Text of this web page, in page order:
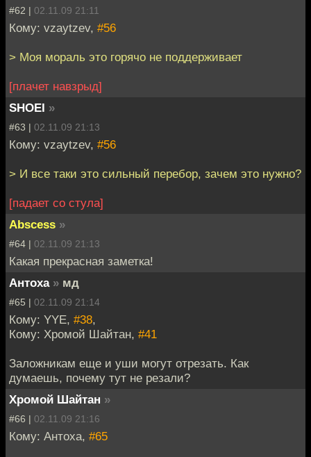
#62 | 02.11.09 21:11
Кому: vzaytzev, #56
> Моя мораль это горячо не поддерживает
[плачет навзрыд]
SHOEI »
#63 | 02.11.09 21:13
Кому: vzaytzev, #56
> И все таки это сильный перебор, зачем это нужно?
[падает со стула]
Abscess »
#64 | 02.11.09 21:13
Какая прекрасная заметка!
Антоха » мд
#65 | 02.11.09 21:14
Кому: YYE, #38,
Кому: Хромой Шайтан, #41
Заложникам еще и уши могут отрезать. Как
думаешь, почему тут не резали?
Хромой Шайтан »
#66 | 02.11.09 21:16
Кому: Антоха, #65